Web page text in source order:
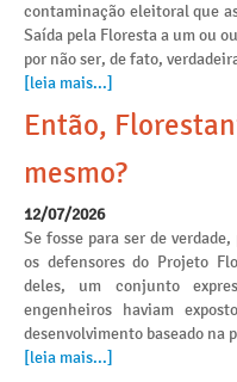
contaminação eleitoral que
Saída pela Floresta a um ou
por não ser, de fato,
[leia mais...]
Então,
mesmo?
12/07/2026
Se fosse para ser de
os defensores do Projeto
deles, um conjunto
engenheiros haviam
desenvolvimento baseado na
[leia mais...]